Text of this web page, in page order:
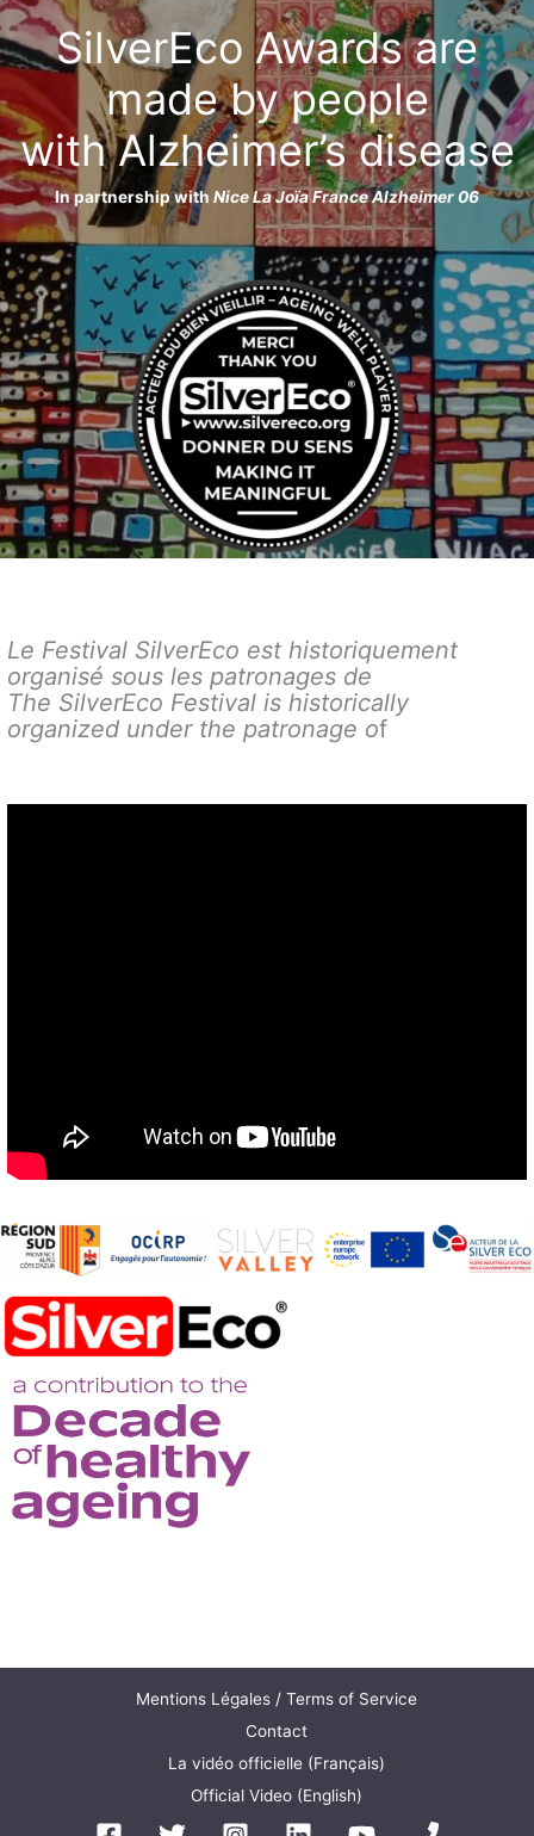
SilverEco Awards are
made by people
with Alzheimer’s disease
In partnership with Nice La Joïa France Alzheimer 06
Le Festival SilverEco est historiquement
organisé sous les patronages de
The SilverEco Festival is historically
organized under the patronage of
Mentions Légales / Terms of Service
Contact
La vidéo officielle (Français)
Official Video (English)